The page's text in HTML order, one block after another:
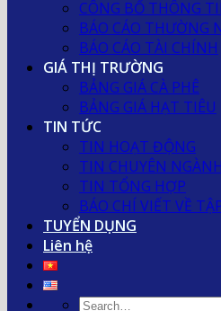
CÔNG BỐ THÔNG
BÁO CÁO THƯỜNG
BÁO CÁO TÀI CHÍNH
GIÁ THỊ TRƯỜNG
BẢNG GIÁ CÀ PHÊ
BẢNG GIÁ HẠT TIÊU
TIN TỨC
TIN HOẠT ĐỘNG
TIN CHUYÊN NGÀNH
TIN TỔNG HỢP
BÁO CHÍ VIẾT VỀ
TUYỂN DỤNG
Liên hệ